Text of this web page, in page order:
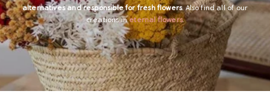
alternatives and responsible for fresh flowers. Also find all of our
creations ineternal flowers.